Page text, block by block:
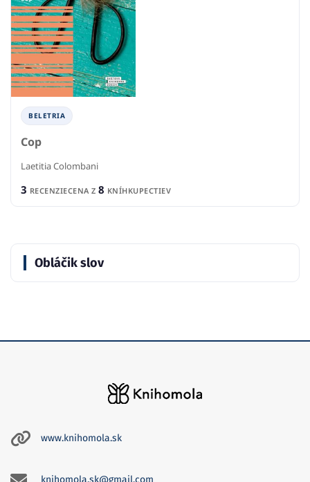
BELETRIA
Cop
Laetitia Colombani
3 RECENZIECENA Z 8 KNÍHKUPECTIEV
Obláčik slov
www.knihomola.sk